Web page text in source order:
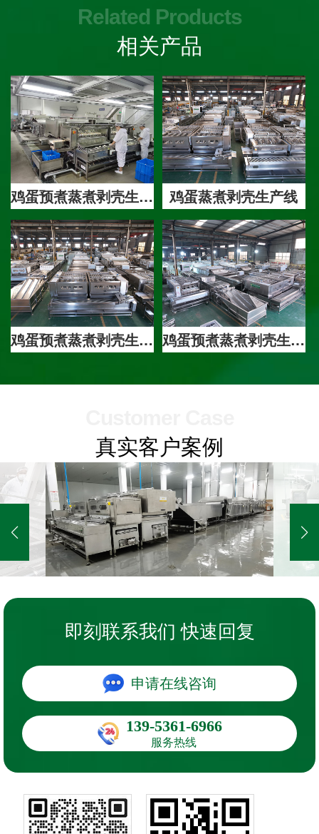
Related Products
相关产品
鸡蛋预煮蒸煮剥壳生产线 鸡蛋蒸煮剥壳生产线
鸡蛋预煮蒸煮剥壳生产线 鸡蛋预煮蒸煮剥壳生产线
真实客户案例
即刻联系我们 快速回复
申请在线咨询
139-5361-6966
服务热线